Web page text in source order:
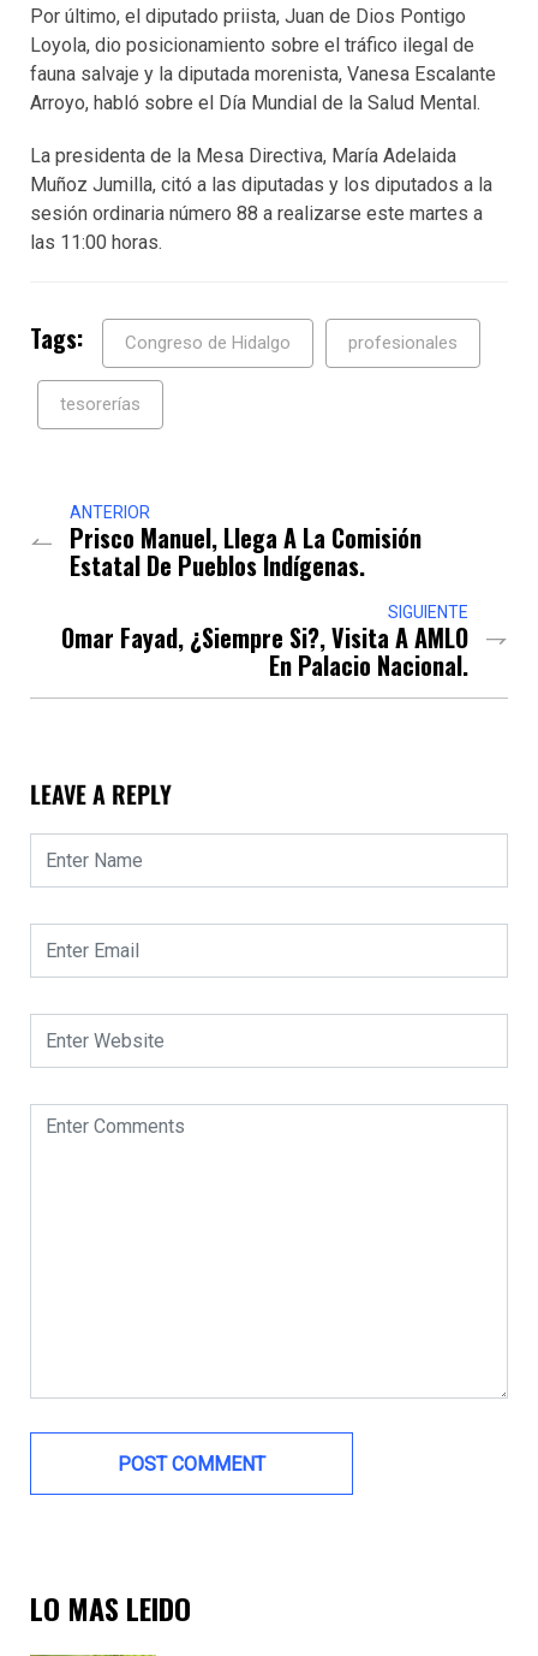
Por último, el diputado priista, Juan de Dios Pontigo
Loyola, dio posicionamiento sobre el tráfico ilegal de
fauna salvaje y la diputada morenista, Vanesa Escalante
Arroyo, habló sobre el Día Mundial de la Salud Mental.
La presidenta de la Mesa Directiva, María Adelaida
Muñoz Jumilla, citó a las diputadas y los diputados a la
sesión ordinaria número 88 a realizarse este martes a
las 11:00 horas.
Tags: Congreso de Hidalgo profesionales
tesorerías
ANTERIOR
Prisco Manuel, Llega A La Comisión
Estatal De Pueblos Indígenas.
SIGUIENTE
Omar Fayad, ¿Siempre Si?, Visita A AMLO
En Palacio Nacional.
LEAVE A REPLY
LO MAS LEIDO